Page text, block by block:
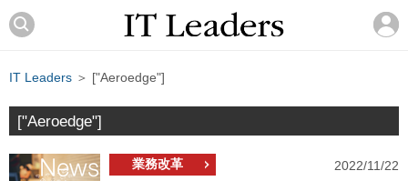
IT Leaders ＞ ["Aeroedge"]
["Aeroedge"]
業務改革 2022/11/22